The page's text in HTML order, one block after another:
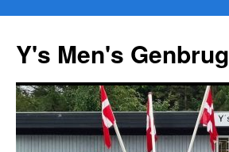
Y's Men's Genbrug